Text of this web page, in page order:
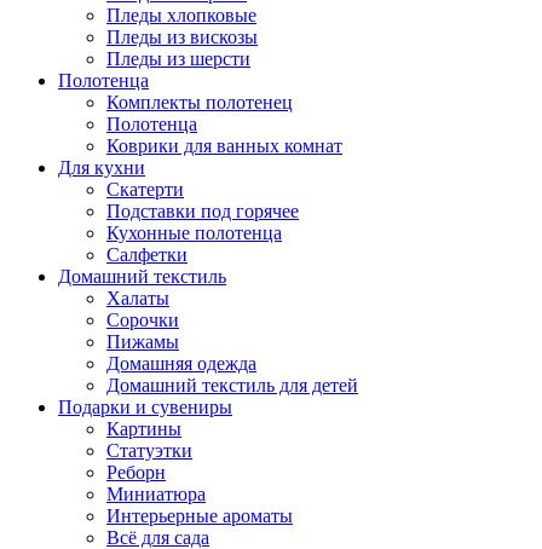
Пледы хлопковые
Пледы из вискозы
Пледы из шерсти
Полотенца
Комплекты полотенец
Полотенца
Коврики для ванных комнат
Для кухни
Скатерти
Подставки под горячее
Кухонные полотенца
Салфетки
Домашний текстиль
Халаты
Сорочки
Пижамы
Домашняя одежда
Домашний текстиль для детей
Подарки и сувениры
Картины
Статуэтки
Реборн
Миниатюра
Интерьерные ароматы
Всё для сада